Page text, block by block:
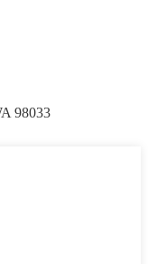
98033